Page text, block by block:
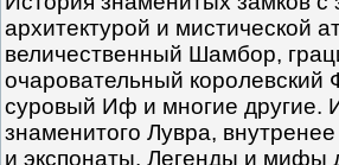
архитектурой и мистической
величественный Шамбор,
очаровательный королевский
суровый Иф и многие другие.
знаменитого Лувра,
и экспонаты. Легенды и мифы